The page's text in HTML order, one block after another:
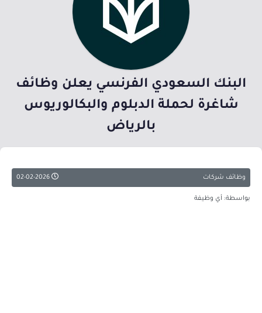
البنك السعودي الفرنسي يعلن وظائف
شاغرة لحملة الدبلوم والبكالوريوس
بالرياض
وظائف شركات
بواسطة: أي وظيفة